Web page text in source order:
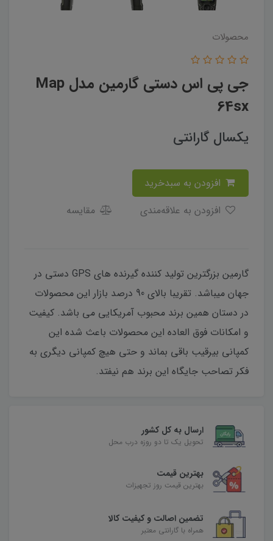
محصولات
جی پی اس دستی گارمین مدل Map
64sx
یکسال گارانتی
مقایسه
گارمین بزرگترین تولید کننده گیرنده های GPS دستی در
جهان میباشد. تقریبا بالای 90 درصد بازار این محصولات
در دستان همین برند محبوب آمریکایی می باشد. کیفیت
و امکانات فوق العاده این محصولات باعث شده این
کمپانی بیرقیب باقی بماند و حتی هیچ کمپانی دیگری به
فکر تصاحب جایگاه این برند هم نیفتد.
ارسال به کل کشور
تحویل یک تا دو روزه درب محل
بهترین قیمت
بهترین قیمت روز تجهیزات
تضمین اصالت و کیفیت کالا
همراه با گارانتی معتبر